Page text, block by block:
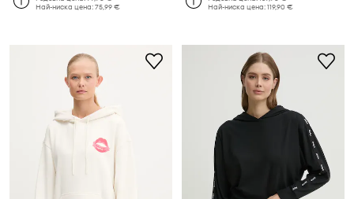
Най-ниска цена:75,99 €
Най-ниска цена:119,90 €